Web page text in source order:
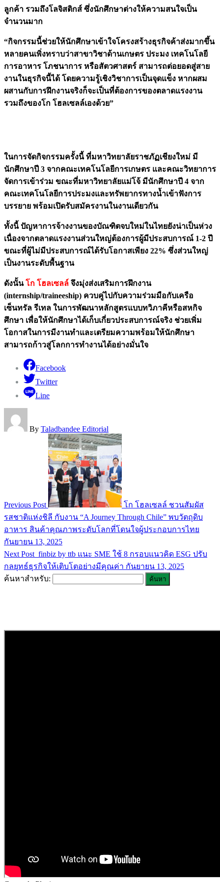
ลูกค้า รวมถึงโลจิสติกส์ ซึ่งนักศึกษาต่างให้ความสนใจเป็น
จำนวนมาก
“กิจกรรมนี้ช่วยให้นักศึกษาเข้าใจโครงสร้างธุรกิจค้าส่งมากขึ้น
หลายคนเพิ่งทราบว่าสาขาวิชาด้านเกษตร ประมง เทคโนโลยี
การอาหาร โภชนาการ หรือสัตวศาสตร์ สามารถต่อยอดสู่สาย
งานในธุรกิจนี้ได้ โดยความรู้เชิงวิชาการเป็นจุดแข็ง หากผสม
ผสานกับการฝึกงานจริงก็จะเป็นที่ต้องการของตลาดแรงงาน
รวมถึงของโก โฮลเซลล์เองด้วย”
ในการจัดกิจกรรมครั้งนี้ ที่มหาวิทยาลัยราชภัฏเชียงใหม่ มี
นักศึกษาปี 3 จากคณะเทคโนโลยีการเกษตร และคณะวิทยาการ
จัดการเข้าร่วม ขณะที่มหาวิทยาลัยแม่โจ้ มีนักศึกษาปี 4 จาก
คณะเทคโนโลยีการประมงและทรัพยากรทางน้ำเข้าฟังการ
บรรยาย พร้อมเปิดรับสมัครงานในงานเดียวกัน
ทั้งนี้ ปัญหาการจ้างงานของบัณฑิตจบใหม่ในไทยยังน่าเป็นห่วง
เนื่องจากตลาดแรงงานส่วนใหญ่ต้องการผู้มีประสบการณ์ 1-2 ปี
ขณะที่ผู้ไม่มีประสบการณ์ได้รับโอกาสเพียง 22% ซึ่งส่วนใหญ่
เป็นงานระดับพื้นฐาน
ดังนั้นโก โฮลเซลล์ จึงมุ่งส่งเสริมการฝึกงาน
(internship/traineeship) ควบคู่ไปกับความร่วมมือกับเครือ
เซ็นทรัล รีเทล ในการพัฒนาหลักสูตรแบบทวิภาคีหรือสหกิจ
ศึกษา เพื่อให้นักศึกษาได้เก็บเกี่ยวประสบการณ์จริง ช่วยเพิ่ม
โอกาสในการมีงานทำและเตรียมความพร้อมให้นักศึกษา
สามารถก้าวสู่โลกการทำงานได้อย่างมั่นใจ
Facebook
Twitter
Line
By Taladbandee Editorial
Previous Post
โก โฮลเซลล์ ชวนสัมผัส
รสชาติแห่งชิลี กับงาน “A Journey Through Chile” พบวัตถุดิบ
อาหาร สินค้าคุณภาพระดับโลกที่โดนใจผู้ประกอบการไทย
กันยายน 13, 2025
Next Post finbiz by ttb แนะ SME ใช้ 8 กรอบแนวคิด ESG ปรับ
กลยุทธ์ธุรกิจให้เติบโตอย่างมีคุณค่า กันยายน 13, 2025
ค้นหาสำหรับ: